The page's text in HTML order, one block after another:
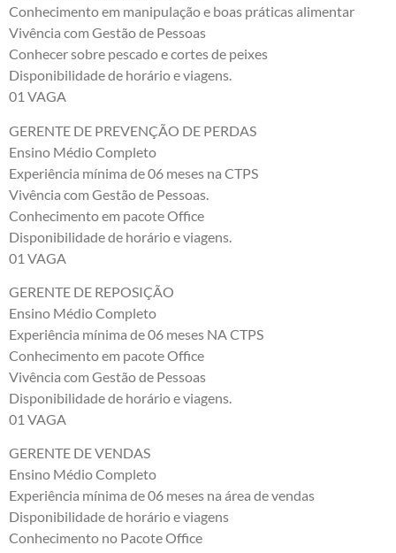
Conhecimento em manipulação e boas práticas alimentar
Vivência com Gestão de Pessoas
Conhecer sobre pescado e cortes de peixes
Disponibilidade de horário e viagens.
01 VAGA
GERENTE DE PREVENÇÃO DE PERDAS
Ensino Médio Completo
Experiência mínima de 06 meses na CTPS
Vivência com Gestão de Pessoas.
Conhecimento em pacote Office
Disponibilidade de horário e viagens.
01 VAGA
GERENTE DE REPOSIÇÃO
Ensino Médio Completo
Experiência mínima de 06 meses NA CTPS
Conhecimento em pacote Office
Vivência com Gestão de Pessoas
Disponibilidade de horário e viagens.
01 VAGA
GERENTE DE VENDAS
Ensino Médio Completo
Experiência mínima de 06 meses na área de vendas
Disponibilidade de horário e viagens
Conhecimento no Pacote Office